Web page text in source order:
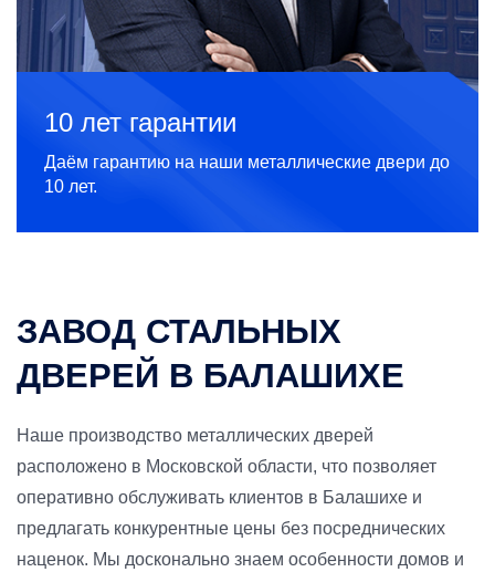
10 лет гарантии
Даём гарантию на наши металлические двери до
10 лет.
ЗАВОД СТАЛЬНЫХ
ДВЕРЕЙ В БАЛАШИХЕ
Наше производство металлических дверей
расположено в Московской области, что позволяет
оперативно обслуживать клиентов в Балашихе и
предлагать конкурентные цены без посреднических
наценок. Мы досконально знаем особенности домов и